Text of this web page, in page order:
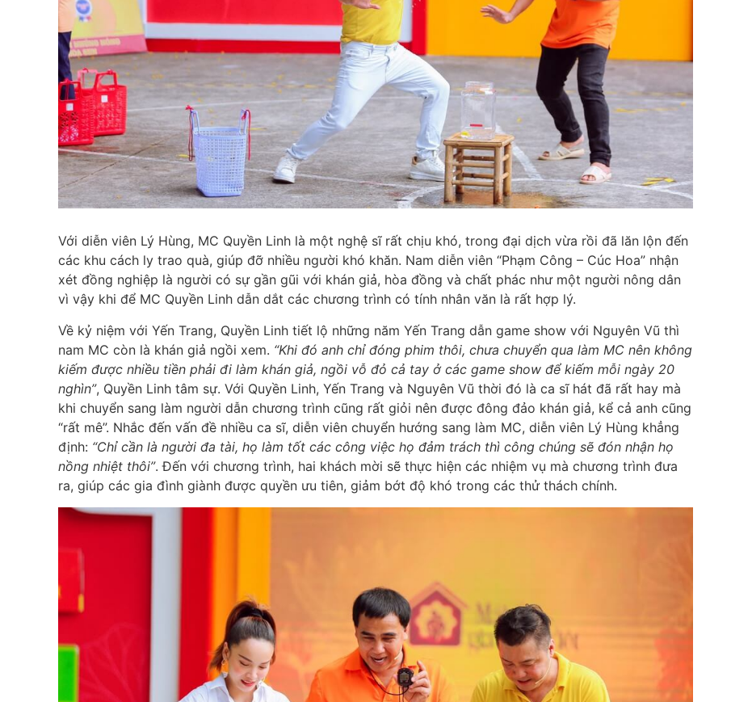
Với diễn viên Lý Hùng, MC Quyền Linh là một nghệ sĩ rất chịu khó, trong đại dịch vừa rồi đã lăn lộn đến
các khu cách ly trao quà, giúp đỡ nhiều người khó khăn. Nam diễn viên “Phạm Công – Cúc Hoa” nhận
xét đồng nghiệp là người có sự gần gũi với khán giả, hòa đồng và chất phác như một người nông dân
vì vậy khi để MC Quyền Linh dẫn dắt các chương trình có tính nhân văn là rất hợp lý.
Về kỷ niệm với Yến Trang, Quyền Linh tiết lộ những năm Yến Trang dẫn game show với Nguyên Vũ thì
nam MC còn là khán giả ngồi xem. “Khi đó anh chỉ đóng phim thôi, chưa chuyển qua làm MC nên không
kiếm được nhiều tiền phải đi làm khán giả, ngồi vỗ đỏ cả tay ở các game show để kiếm mỗi ngày 20
nghìn”, Quyền Linh tâm sự. Với Quyền Linh, Yến Trang và Nguyên Vũ thời đó là ca sĩ hát đã rất hay mà
khi chuyển sang làm người dẫn chương trình cũng rất giỏi nên được đông đảo khán giả, kể cả anh cũng
“rất mê”. Nhắc đến vấn đề nhiều ca sĩ, diễn viên chuyển hướng sang làm MC, diễn viên Lý Hùng khẳng
định: “Chỉ cần là người đa tài, họ làm tốt các công việc họ đảm trách thì công chúng sẽ đón nhận họ
nồng nhiệt thôi”. Đến với chương trình, hai khách mời sẽ thực hiện các nhiệm vụ mà chương trình đưa
ra, giúp các gia đình giành được quyền ưu tiên, giảm bớt độ khó trong các thử thách chính.